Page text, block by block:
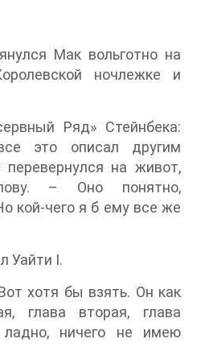
Мак вольготно на
ночлежке и
Ряд» Стейнбека:
это описал другим
на живот,
– Оно понятно,
кой-чего я б ему все же
Уайти I.
хотя бы взять. Он как
глава вторая, глава
ничего не имею